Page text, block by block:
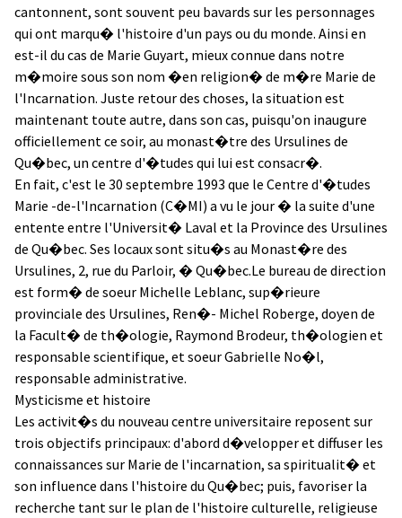
cantonnent, sont souvent peu bavards sur les personnages
qui ont marqu� l'histoire d'un pays ou du monde. Ainsi en
est-il du cas de Marie Guyart, mieux connue dans notre
m�moire sous son nom �en religion� de m�re Marie de
l'Incarnation. Juste retour des choses, la situation est
maintenant toute autre, dans son cas, puisqu'on inaugure
officiellement ce soir, au monast�tre des Ursulines de
Qu�bec, un centre d'�tudes qui lui est consacr�.
En fait, c'est le 30 septembre 1993 que le Centre d'�tudes
Marie -de-l'Incarnation (C�MI) a vu le jour � la suite d'une
entente entre l'Universit� Laval et la Province des Ursulines
de Qu�bec. Ses locaux sont situ�s au Monast�re des
Ursulines, 2, rue du Parloir, � Qu�bec.Le bureau de direction
est form� de soeur Michelle Leblanc, sup�rieure
provinciale des Ursulines, Ren�- Michel Roberge, doyen de
la Facult� de th�ologie, Raymond Brodeur, th�ologien et
responsable scientifique, et soeur Gabrielle No�l,
responsable administrative.
Mysticisme et histoire
Les activit�s du nouveau centre universitaire reposent sur
trois objectifs principaux: d'abord d�velopper et diffuser les
connaissances sur Marie de l'incarnation, sa spiritualit� et
son influence dans l'histoire du Qu�bec; puis, favoriser la
recherche tant sur le plan de l'histoire culturelle, religieuse